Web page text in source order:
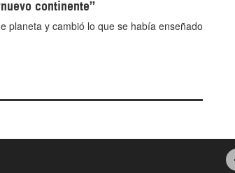
continente”
planeta y cambió lo que se había enseñado